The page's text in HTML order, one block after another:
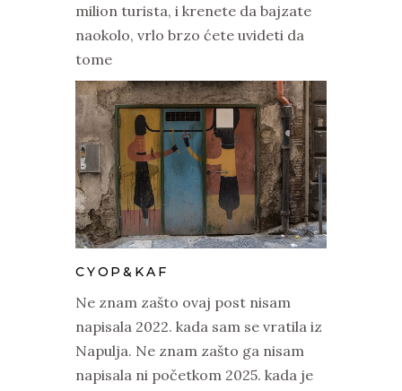
milion turista, i krenete da bajzate
naokolo, vrlo brzo ćete uvideti da
tome
CYOP&KAF
Ne znam zašto ovaj post nisam
napisala 2022. kada sam se vratila iz
Napulja. Ne znam zašto ga nisam
napisala ni početkom 2025. kada je